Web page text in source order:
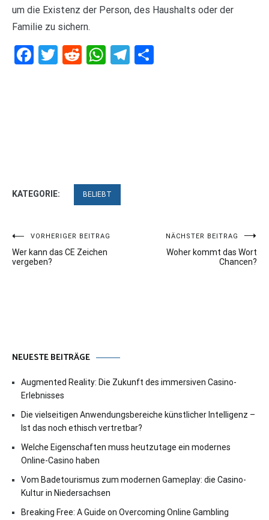
um die Existenz der Person, des Haushalts oder der
Familie zu sichern.
Facebook
Twitter
RedditWhatsApp
Telegram
KATEGORIE: BELIEBT
Beitragsnavigation
VORHERIGER BEITRAG
Wer kann das CE Zeichen
vergeben?
NÄCHSTER BEITRAG
Woher kommt das Wort
Chancen?
NEUESTE BEITRÄGE
Augmented Reality: Die Zukunft des immersiven Casino-
Erlebnisses
Die vielseitigen Anwendungsbereiche künstlicher Intelligenz –
Ist das noch ethisch vertretbar?
Welche Eigenschaften muss heutzutage ein modernes
Online-Casino haben
Vom Badetourismus zum modernen Gameplay: die Casino-
Kultur in Niedersachsen
Breaking Free: A Guide on Overcoming Online Gambling